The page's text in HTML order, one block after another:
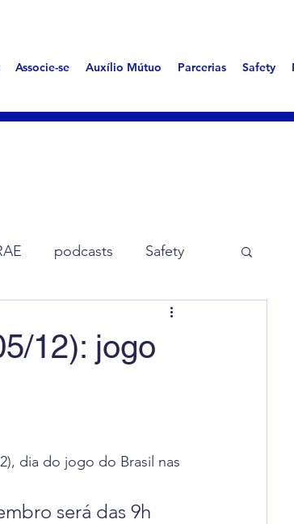
Associe-se Auxílio Mútuo Parcerias Safety
podcasts Safety
Síndrome Aerotóxica
12): jogo
dia do jogo do Brasil nas
será das 9h